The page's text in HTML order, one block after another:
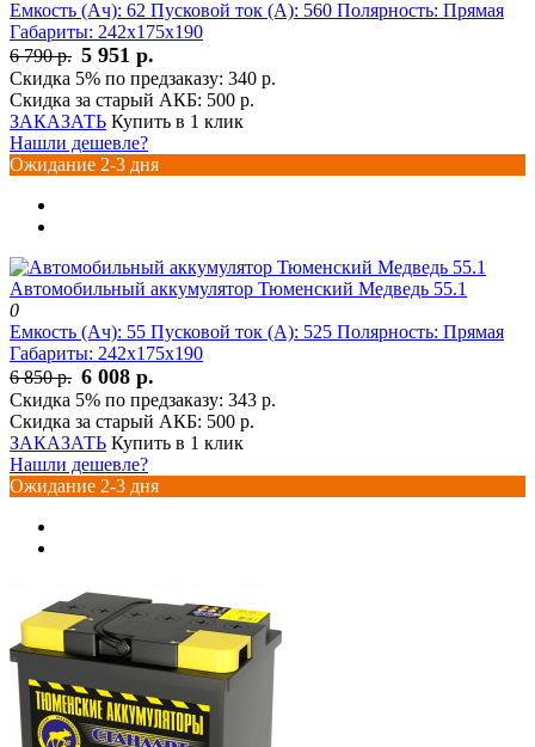
Емкость (Ач): 62 Пусковой ток (А): 560 Полярность: Прямая
Габариты: 242x175x190
6 790 р. 5 951 р.
Скидка 5% по предзаказу: 340 р.
Скидка за старый АКБ: 500 р.
ЗАКАЗАТЬ Купить в 1 клик
Нашли дешевле?
Ожидание 2-3 дня
Автомобильный аккумулятор Тюменский Медведь 55.1
0
Емкость (Ач): 55 Пусковой ток (А): 525 Полярность: Прямая
Габариты: 242x175x190
6 850 р. 6 008 р.
Скидка 5% по предзаказу: 343 р.
Скидка за старый АКБ: 500 р.
ЗАКАЗАТЬ Купить в 1 клик
Нашли дешевле?
Ожидание 2-3 дня